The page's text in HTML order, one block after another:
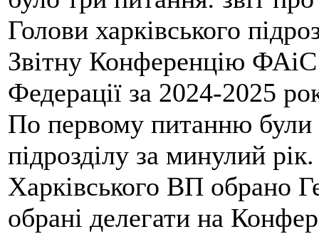
Голови харківського
Звітну Конференцію
Федерації за 2024-2025
По первому питанню були
підрозділу за минулий
Харківського ВП обрано
обрані делегати на